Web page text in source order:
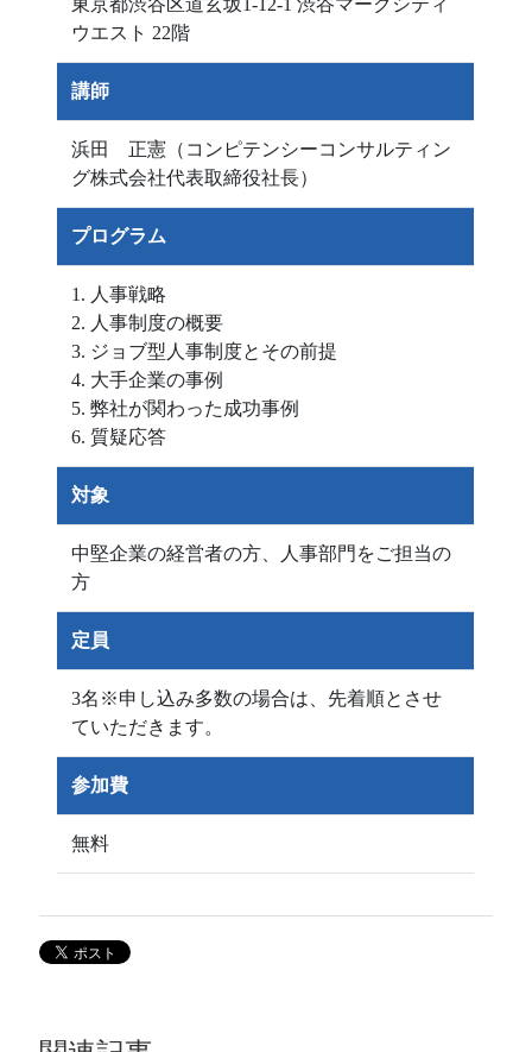
東京都渋谷区道玄坂1-12-1 渋谷マークシティ
ウエスト 22階
講師
浜田 正憲（コンピテンシーコンサルティン
グ株式会社代表取締役社長）
プログラム
1. 人事戦略
2. 人事制度の概要
3. ジョブ型人事制度とその前提
4. 大手企業の事例
5. 弊社が関わった成功事例
6. 質疑応答
対象
中堅企業の経営者の方、人事部門をご担当の
方
定員
3名※申し込み多数の場合は、先着順とさせ
ていただきます。
参加費
無料